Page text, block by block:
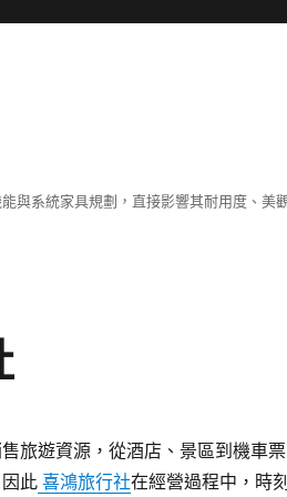
與系統家具規劃，直接影響其耐用度、美
旅遊資源，從酒店、景區到機車
此喜鴻旅行社在經營過程中，時